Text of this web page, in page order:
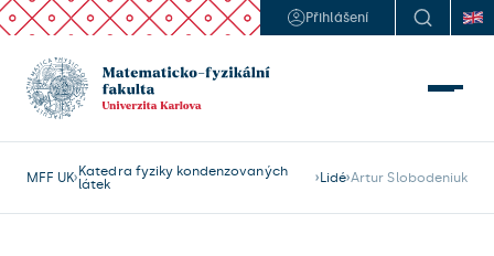
Přihlášení
MFF UK Katedra fyziky kondenzovaných
látek
Lidé Artur Slobodeniuk